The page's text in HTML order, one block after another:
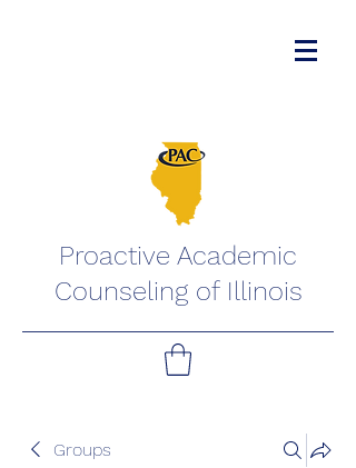
Proactive Academic
Counseling of Illinois
Groups